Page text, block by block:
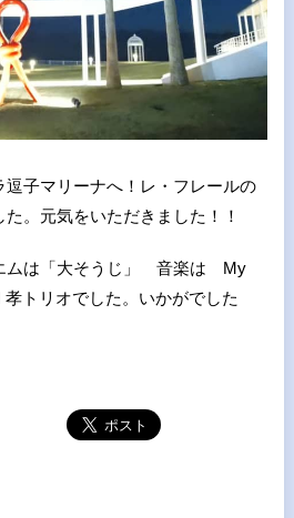
逗子マリーナへ！レ・フレールの
。元気をいただきました！！
ムは「大そうじ」 音楽は My
トリオでした。いかがでした